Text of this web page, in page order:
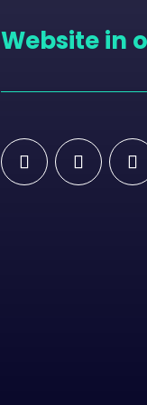
Website in